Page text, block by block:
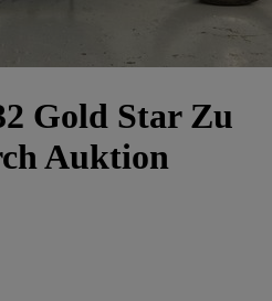
Gold Star Zu
Auktion